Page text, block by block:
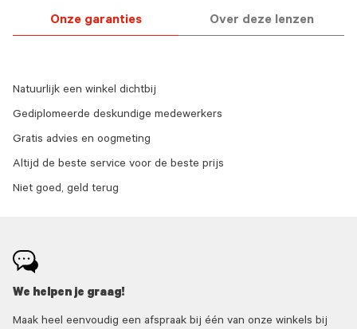
Onze garanties Over deze lenzen
Natuurlijk een winkel dichtbij
Gediplomeerde deskundige medewerkers
Gratis advies en oogmeting
Altijd de beste service voor de beste prijs
Niet goed, geld terug
We helpen je graag!
Maak heel eenvoudig een afspraak bij één van onze winkels bij